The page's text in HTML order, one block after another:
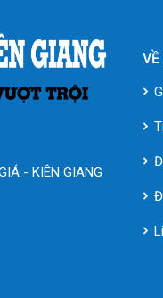
- KIÊN GIANG
VỀ